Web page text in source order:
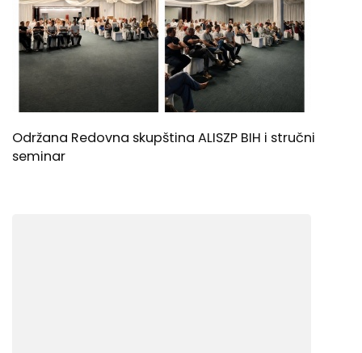
Održana Redovna skupština ALISZP BIH i stručni
seminar